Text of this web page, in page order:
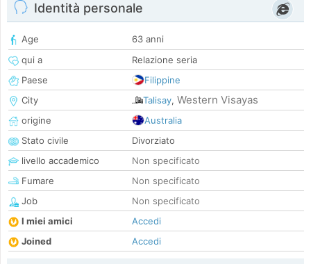
Identità personale
Age
63 anni
qui a
Relazione seria
Paese
Filippine
City
Talisay, Western Visayas
origine
Australia
Stato civile
Divorziato
livello accademico
Non specificato
Fumare
Non specificato
Job
Non specificato
I miei amici
Accedi
Joined
Accedi